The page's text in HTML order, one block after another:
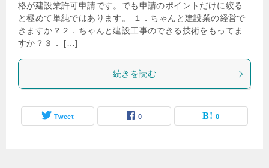
格が建設業許可申請です。でも申請のポイントだけに絞る
と極めて単純ではあります。 １．ちゃんと建設業の経営で
きますか？２．ちゃんと建設工事のできる技術をもってま
すか？３． […]
続きを読む
Tweet 0 0